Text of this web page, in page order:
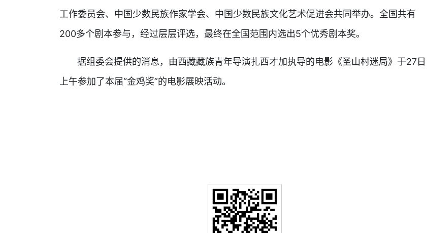
工作委员会、中国少数民族作家学会、中国少数民族文化艺术促进会共同举办。全国共有
200多个剧本参与，经过层层评选，最终在全国范围内选出5个优秀剧本奖。
据组委会提供的消息，由西藏藏族青年导演扎西才加执导的电影《圣山村迷局》于27日
上午参加了本届“金鸡奖”的电影展映活动。